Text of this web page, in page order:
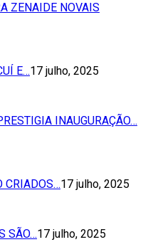
ZENAIDE NOVAIS
E…17 julho, 2025
INAUGURAÇÃO…
CRIADOS…17 julho, 2025
SÃO…17 julho, 2025